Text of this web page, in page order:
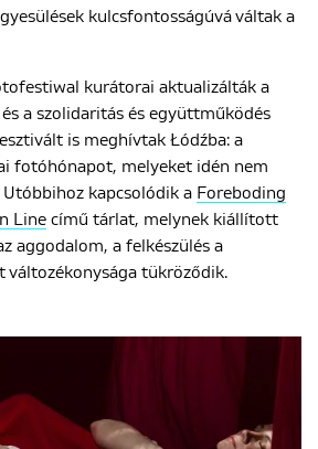
kulcsfontosságúvá váltak a
kurátorai aktualizálták a
a szolidaritás és együttműködés
is meghívtak Łódźba: a
fotóhónapot, melyeket idén nem
kapcsolódik a Foreboding
Line című tárlat, melynek kiállított
aggodalom, a felkészülés a
változékonysága tükröződik.